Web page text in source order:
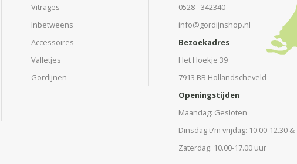
Vitrages
Inbetweens
Accessoires
Valletjes
Gordijnen
0528 - 342340
info@gordijnshop.nl
Bezoekadres
Het Hoekje 39
7913 BB Hollandscheveld
Openingstijden
Maandag: Gesloten
Dinsdag t/m vrijdag: 10.00-12.30
Zaterdag: 10.00-17.00 uur